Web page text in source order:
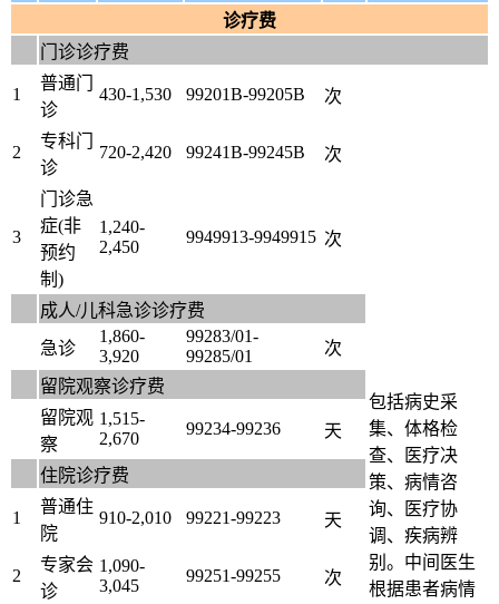
诊疗费
门诊诊疗费
1
普通门
诊
430-1,530 99201B-99205B 次
包括病史采
集、体格检
查、医疗决
策、病情咨
询、医疗协
调、疾病辨
别。中间医生
根据患者病情
2
专科门
诊
720-2,420 99241B-99245B 次
3
门诊急
症(非
预约
制)
1,240-
2,450
9949913-9949915 次
成人/儿科急诊诊疗费
急诊
1,860-
3,920
99283/01-
99285/01
次
留院观察诊疗费
留院观
察
1,515-
2,670
99234-99236 天
住院诊疗费
1
普通住
院
910-2,010 99221-99223 天
2
专家会
诊
1,090-
3,045
99251-99255 次